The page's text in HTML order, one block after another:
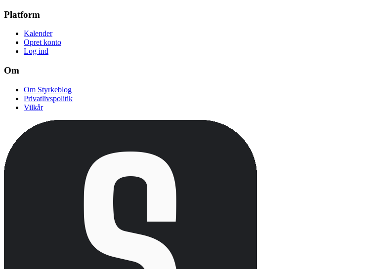
Platform
Kalender
Opret konto
Log ind
Om
Om Styrkeblog
Privatlivspolitik
Vilkår